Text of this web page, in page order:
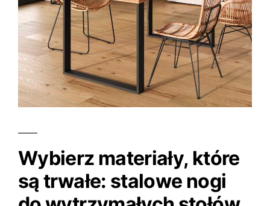
Wybierz materiały, które
są trwałe: stalowe nogi